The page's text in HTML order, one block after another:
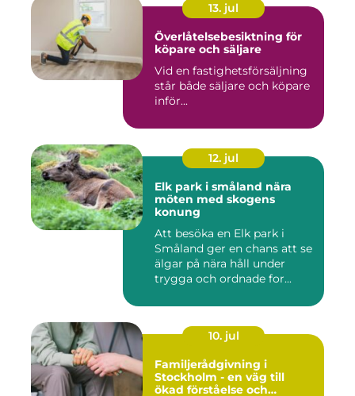
13. jul
Överlåtelsebesiktning för
köpare och säljare
Vid en fastighetsförsäljning
står både säljare och köpare
inför...
12. jul
Elk park i småland nära
möten med skogens
konung
Att besöka en Elk park i
Småland ger en chans att se
älgar på nära håll under
trygga och ordnade for...
10. jul
Familjerådgivning i
Stockholm - en väg till
ökad förståelse och